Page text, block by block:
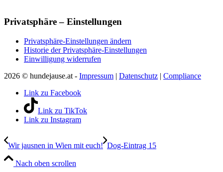
Privatsphäre – Einstellungen
Privatsphäre-Einstellungen ändern
Historie der Privatsphäre-Einstellungen
Einwilligung widerrufen
2026 © hundejause.at - Impressum | Datenschutz | Compliance
Link zu Facebook
Link zu TikTok
Link zu Instagram
Wir jausnen in Wien mit euch! Dog-Eintrag 15
Nach oben scrollen